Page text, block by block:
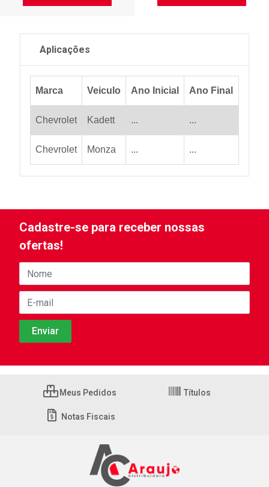
Aplicações
Marca Veiculo Ano Inicial Ano Final
Chevrolet Kadett ... ...
Chevrolet Monza ... ...
Cadastre-se para receber nossas
ofertas!
Meus Pedidos Títulos
Notas Fiscais